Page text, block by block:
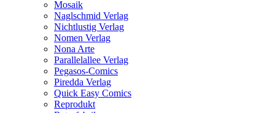
Mosaik
Naglschmid Verlag
Nichtlustig Verlag
Nomen Verlag
Nona Arte
Parallelallee Verlag
Pegasos-Comics
Piredda Verlag
Quick Easy Comics
Reprodukt